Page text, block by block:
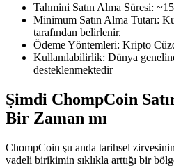
COIN-M Vadeli İşlemleri
Kripto Para Vadeli İşlemleri
Hisse senetleri, döviz, değerli
Tahmini Satın Alma Süresi:
Minimum Satın Alma Tutarı:
tarafından belirlenir.
Ödeme Yöntemleri: Kripto
Kullanılabilirlik: Dünya
desteklenmektedir
Şimdi ChompCoin
Bir Zaman mı
ChompCoin şu anda tarihsel
vadeli birikimin sıklıkla arttığı bir